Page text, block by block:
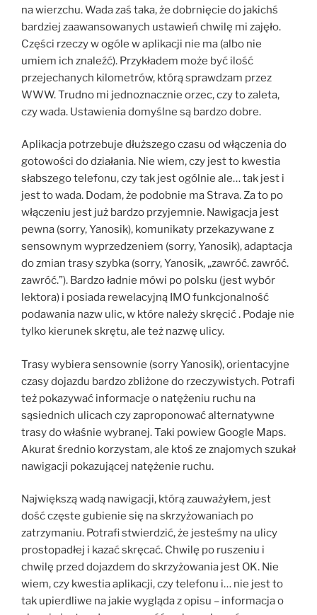
na wierzchu. Wada zaś taka, że dobrnięcie do jakichś
bardziej zaawansowanych ustawień chwilę mi zajęło.
Części rzeczy w ogóle w aplikacji nie ma (albo nie
umiem ich znaleźć). Przykładem może być ilość
przejechanych kilometrów, którą sprawdzam przez
WWW. Trudno mi jednoznacznie orzec, czy to zaleta,
czy wada. Ustawienia domyślne są bardzo dobre.
Aplikacja potrzebuje dłuższego czasu od włączenia do
gotowości do działania. Nie wiem, czy jest to kwestia
słabszego telefonu, czy tak jest ogólnie ale… tak jest i
jest to wada. Dodam, że podobnie ma Strava. Za to po
włączeniu jest już bardzo przyjemnie. Nawigacja jest
pewna (sorry, Yanosik), komunikaty przekazywane z
sensownym wyprzedzeniem (sorry, Yanosik), adaptacja
do zmian trasy szybka (sorry, Yanosik, „zawróć. zawróć.
zawróć.”). Bardzo ładnie mówi po polsku (jest wybór
lektora) i posiada rewelacyjną IMO funkcjonalność
podawania nazw ulic, w które należy skręcić . Podaje nie
tylko kierunek skrętu, ale też nazwę ulicy.
Trasy wybiera sensownie (sorry Yanosik), orientacyjne
czasy dojazdu bardzo zbliżone do rzeczywistych. Potrafi
też pokazywać informacje o natężeniu ruchu na
sąsiednich ulicach czy zaproponować alternatywne
trasy do właśnie wybranej. Taki powiew Google Maps.
Akurat średnio korzystam, ale ktoś ze znajomych szukał
nawigacji pokazującej natężenie ruchu.
Największą wadą nawigacji, którą zauważyłem, jest
dość częste gubienie się na skrzyżowaniach po
zatrzymaniu. Potrafi stwierdzić, że jesteśmy na ulicy
prostopadłej i kazać skręcać. Chwilę po ruszeniu i
chwilę przed dojazdem do skrzyżowania jest OK. Nie
wiem, czy kwestia aplikacji, czy telefonu i… nie jest to
tak upierdliwe na jakie wygląda z opisu – informacja o